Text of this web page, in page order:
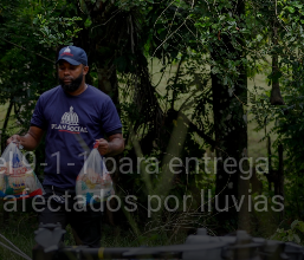
9-1-1 para entrega
por lluvias